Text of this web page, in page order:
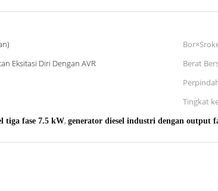
Eksitasi Diri Dengan AVR Berat
Tingkat
tiga fase 7.5 kW, generator diesel industri dengan output